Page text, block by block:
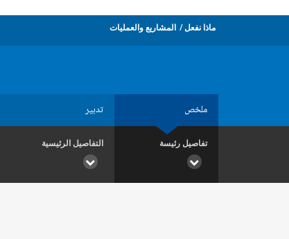
ماذا نفعل المشاريع والعمليات
ملخص تدبير
تفاصيل رئيسة التفاصيل الرئيسية